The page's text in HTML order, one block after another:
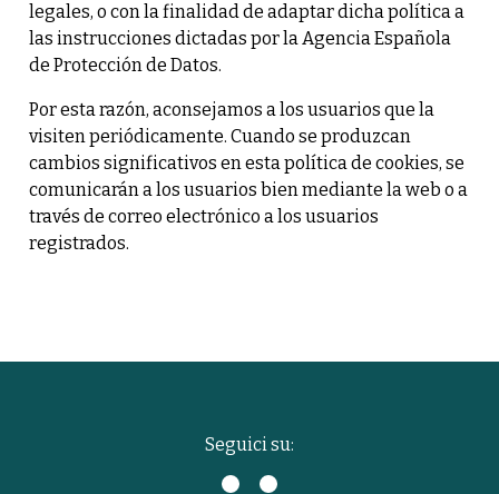
legales, o con la finalidad de adaptar dicha política a
las instrucciones dictadas por la Agencia Española
de Protección de Datos.
Por esta razón, aconsejamos a los usuarios que la
visiten periódicamente. Cuando se produzcan
cambios significativos en esta política de cookies, se
comunicarán a los usuarios bien mediante la web o a
través de correo electrónico a los usuarios
registrados.
Seguici su: